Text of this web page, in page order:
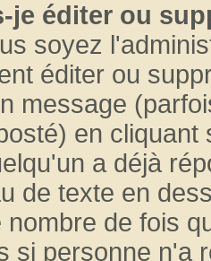
je éditer ou
soyez
éditer ou
message
en
a déjà
de texte en
nombre de fois
si personne n'a